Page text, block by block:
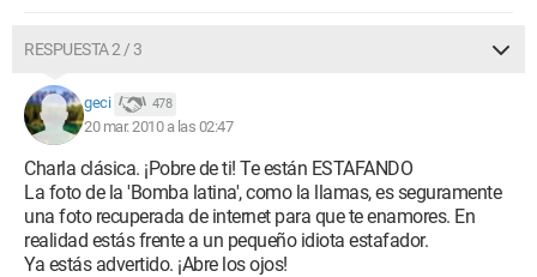
RESPUESTA 2 / 3
geci 478
20 mar. 2010 a las 02:47
Charla clásica. ¡Pobre de ti! Te están ESTAFANDO
La foto de la 'Bomba latina', como la llamas, es seguramente
una foto recuperada de internet para que te enamores. En
realidad estás frente a un pequeño idiota estafador.
Ya estás advertido. ¡Abre los ojos!